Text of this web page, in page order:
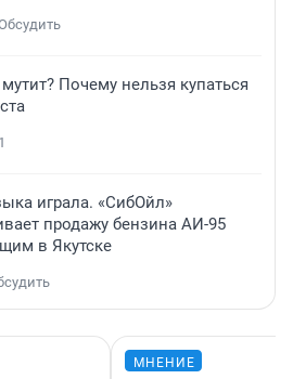
мутит? Почему нельзя купаться
1
играла. «СибОйл»
продажу бензина АИ-95
в Якутске
МНЕНИЕ